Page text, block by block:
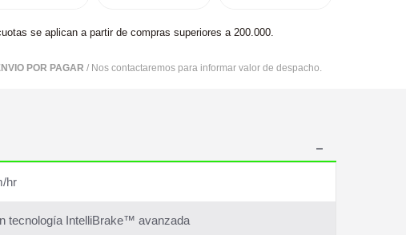
se aplican a partir de compras superiores a 200.000.
POR PAGAR / Nos contactaremos para informar valor de despacho.
hr
tecnología IntelliBrake™ avanzada